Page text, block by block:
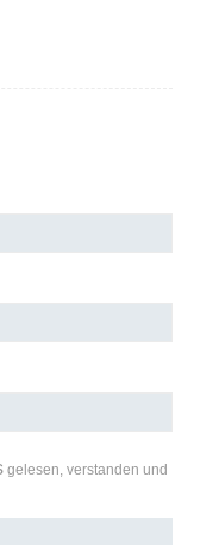
gelesen, verstanden und